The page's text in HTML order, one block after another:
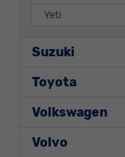
Yeti
Suzuki
Toyota
Volkswagen
Volvo